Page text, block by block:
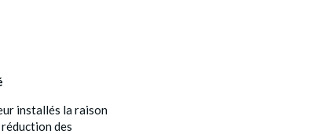
installés la raison
des